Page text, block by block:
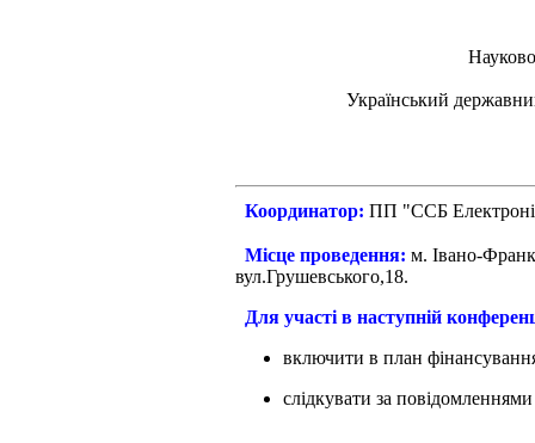
Український
Координатор: ПП
Місце проведення: м. Івано-
Для участі в наступній
включити в план
слідкувати за